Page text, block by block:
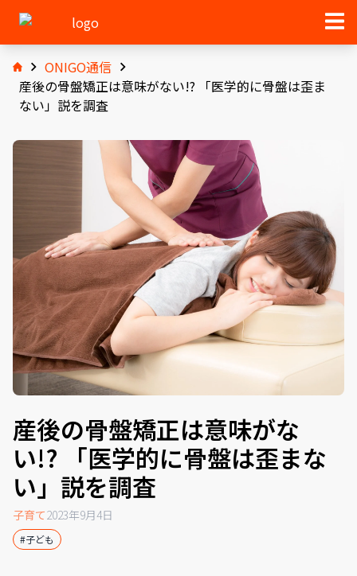
ONIGO通信
産後の骨盤矯正は意味がない!? 「医学的に骨盤は歪ま
ない」説を調査
産後の骨盤矯正は意味がな
い!? 「医学的に骨盤は歪まな
い」説を調査
子育て2023年9月4日
#子ども